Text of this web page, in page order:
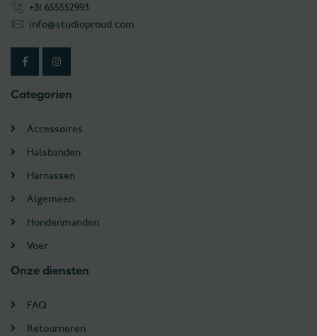
+31 655552993
info@studioproud.com
Categorien
Accessoires
Halsbanden
Harnassen
Algemeen
Hondenmanden
Voer
Onze diensten
FAQ
Retourneren